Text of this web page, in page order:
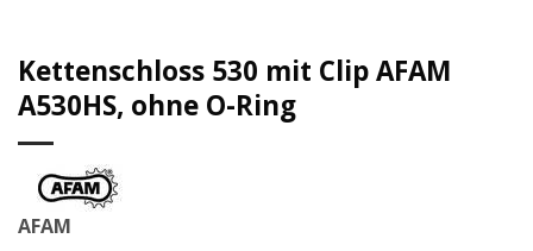
Kettenschloss 530 mit Clip AFAM
A530HS, ohne O-Ring
AFAM